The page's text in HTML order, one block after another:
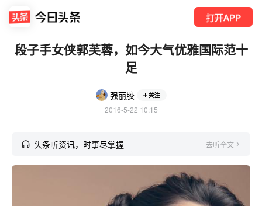
打开APP
段子手女侠郭芙蓉，如今大气优雅国际范十
足
强丽胶 关注
2016-5-22 10:15
头条听资讯，时事尽掌握 去听全文